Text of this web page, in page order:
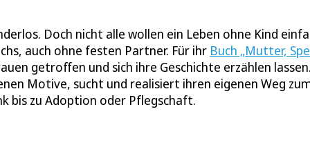
Doch nicht alle wollen ein Leben ohne Kind
auch ohne festen Partner. Für ihr Buch „Mutter,
getroffen und sich ihre Geschichte erzählen lassen.
Motive, sucht und realisiert ihren eigenen Weg
bis zu Adoption oder Pflegschaft.